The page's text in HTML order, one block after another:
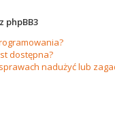
phpBB3
dostępna?
nadużyć lub